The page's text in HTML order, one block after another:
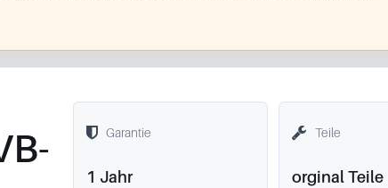
Garantie
1 Jahr
Teile
orginal Teile